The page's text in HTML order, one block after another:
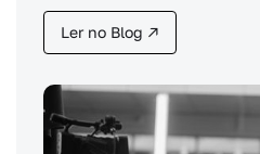
Ler no Blog ↗